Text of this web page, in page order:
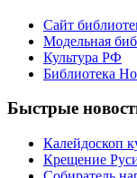
Сайт
Модельная
Культура РФ
Библиотека
Быстрые
Калейдоскоп
Крещение